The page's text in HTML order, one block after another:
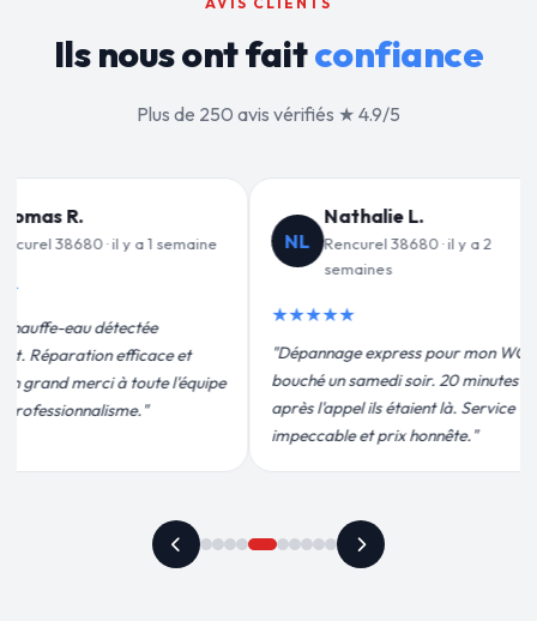
Ils nous ont faitconfiance
Plus de 250 avis vérifiés ★ 4.9/5
· il y a 2
pour mon WC
20 minutes
là. Service
Jean-François C.
Rencurel 38680 · il y a 3
semaines
★★★★★
"Remplacement de mon chauffe-eau en
moins de 2h. Équipe très pro, devis
conforme, chantier propre. Je
recommande vivement."